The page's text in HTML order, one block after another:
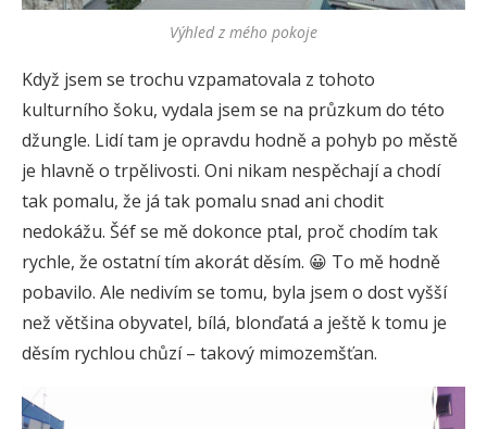
Výhled z mého pokoje
Když jsem se trochu vzpamatovala z tohoto
kulturního šoku, vydala jsem se na průzkum do této
džungle. Lidí tam je opravdu hodně a pohyb po městě
je hlavně o trpělivosti. Oni nikam nespěchají a chodí
tak pomalu, že já tak pomalu snad ani chodit
nedokážu. Šéf se mě dokonce ptal, proč chodím tak
rychle, že ostatní tím akorát děsím. 😀 To mě hodně
pobavilo. Ale nedivím se tomu, byla jsem o dost vyšší
než většina obyvatel, bílá, blonďatá a ještě k tomu je
děsím rychlou chůzí – takový mimozemšťan.